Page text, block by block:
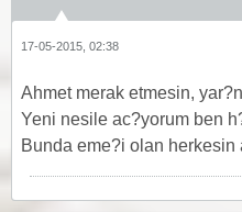
17-05-2015, 02:38
Ahmet merak etmesin,
Yeni nesile ac?yorum ben
Bunda eme?i olan